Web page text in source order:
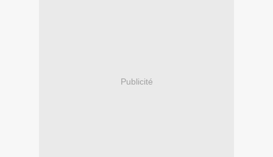
Publicité